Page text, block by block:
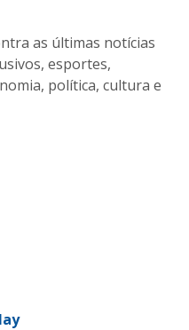
as últimas notícias
esportes,
política, cultura e